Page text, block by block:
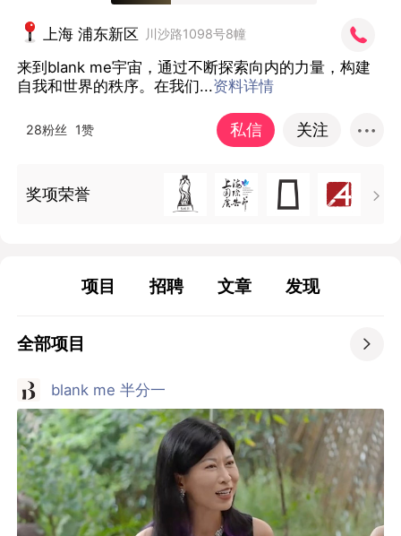
上海 浦东新区 川沙路1098号8幢
来到blank me宇宙，通过不断探索向内的力量，构建
自我和世界的秩序。在我们...资料详情
28粉丝 1赞 私信 关注
奖项荣誉 
项目 招聘 文章 发现
全部项目 
blank me 半分一